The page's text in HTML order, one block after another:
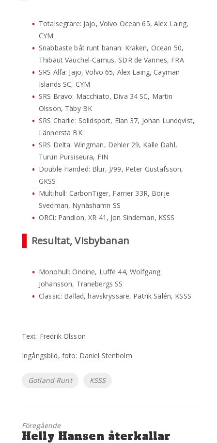
Totalsegrare: Jajo, Volvo Ocean 65, Alex Laing,
CYM
Snabbaste båt runt banan: Kraken, Ocean 50,
Thibaut Vauchel-Camus, SDR de Vannes, FRA
SRS Alfa: Jajo, Volvo 65, Alex Laing, Cayman
Islands SC, CYM
SRS Bravo: Macchiato, Diva 34 SC, Martin
Olsson, Täby BK
SRS Charlie: Solidsport, Elan 37, Johan Lundqvist,
Lännersta BK
SRS Delta: Wingman, Dehler 29, Kalle Dahl,
Turun Pursiseura, FIN
Double Handed: Blur, J/99, Peter Gustafsson,
GKSS
Multihull: CarbonTiger, Farrier 33R, Börje
Svedman, Nynäshamn SS
ORCi: Pandion, XR 41, Jon Sindeman, KSSS
Resultat, Visbybanan
Monohull: Ondine, Luffe 44, Wolfgang
Johansson, Tranebergs SS
Classic: Ballad, havskryssare, Patrik Salén, KSSS
Text: Fredrik Olsson
Ingångsbild, foto: Daniel Stenholm
Etiketter
Gotland Runt KSSS
Föregående
Föregående
Helly Hansen återkallar